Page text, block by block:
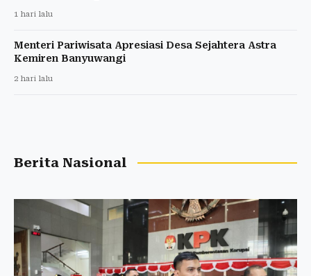
1 hari lalu
Menteri Pariwisata Apresiasi Desa Sejahtera Astra
Kemiren Banyuwangi
2 hari lalu
Berita Nasional